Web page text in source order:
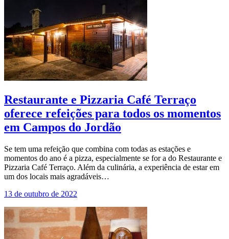
Restaurante e Pizzaria Café Terraço
oferece refeições para todos os momentos
em Campos do Jordão
Se tem uma refeição que combina com todas as estações e
momentos do ano é a pizza, especialmente se for a do Restaurante e
Pizzaria Café Terraço. Além da culinária, a experiência de estar em
um dos locais mais agradáveis…
13 de outubro de 2022